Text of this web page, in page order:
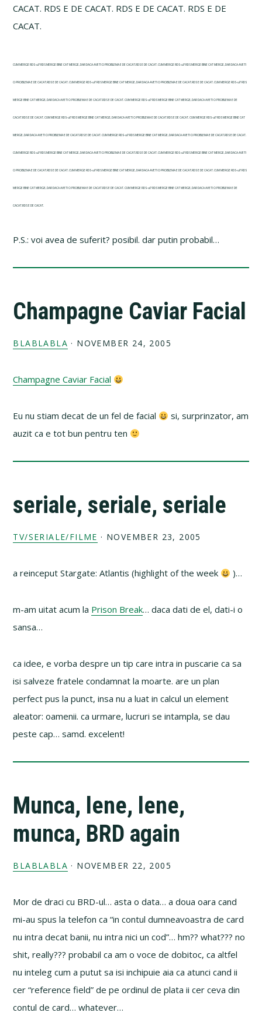
CACAT. RDS E DE CACAT. RDS E DE CACAT. RDS E DE
CACAT.
CUM MERGE RDS-ul? RDS MERGE BINE CAT MERGE, DAR DACA AVETI O PROBLEMA E DE CACAT.RDS E DE CACAT. CUM MERGE RDS-ul? RDS MERGE BINE CAT MERGE, DAR DACA AVETI
O PROBLEMA E DE CACAT.RDS E DE CACAT. CUM MERGE RDS-ul? RDS MERGE BINE CAT MERGE, DAR DACA AVETI O PROBLEMA E DE CACAT.RDS E DE CACAT. CUM MERGE RDS-ul? RDS
MERGE BINE CAT MERGE, DAR DACA AVETI O PROBLEMA E DE CACAT.RDS E DE CACAT. CUM MERGE RDS-ul? RDS MERGE BINE CAT MERGE, DAR DACA AVETI O PROBLEMA E DE
CACAT.RDS E DE CACAT. CUM MERGE RDS-ul? RDS MERGE BINE CAT MERGE, DAR DACA AVETI O PROBLEMA E DE CACAT.RDS E DE CACAT. CUM MERGE RDS-ul? RDS MERGE BINE CAT
MERGE, DAR DACA AVETI O PROBLEMA E DE CACAT.RDS E DE CACAT. CUM MERGE RDS-ul? RDS MERGE BINE CAT MERGE, DAR DACA AVETI O PROBLEMA E DE CACAT.RDS E DE CACAT.
CUM MERGE RDS-ul? RDS MERGE BINE CAT MERGE, DAR DACA AVETI O PROBLEMA E DE CACAT.RDS E DE CACAT. CUM MERGE RDS-ul? RDS MERGE BINE CAT MERGE, DAR DACA AVETI
O PROBLEMA E DE CACAT.RDS E DE CACAT. CUM MERGE RDS-ul? RDS MERGE BINE CAT MERGE, DAR DACA AVETI O PROBLEMA E DE CACAT.RDS E DE CACAT. CUM MERGE RDS-ul? RDS
MERGE BINE CAT MERGE, DAR DACA AVETI O PROBLEMA E DE CACAT.RDS E DE CACAT. CUM MERGE RDS-ul? RDS MERGE BINE CAT MERGE, DAR DACA AVETI O PROBLEMA E DE
CACAT.RDS E DE CACAT.
P.S.: voi avea de suferit? posibil. dar putin probabil…
Champagne Caviar Facial
BLABLABLA · NOVEMBER 24, 2005
Champagne Caviar Facial
Eu nu stiam decat de un fel de facial
si, surprinzator, am
auzit ca e tot bun pentru ten
seriale, seriale, seriale
TV/SERIALE/FILME · NOVEMBER 23, 2005
a reinceput Stargate: Atlantis (highlight of the week )…
m-am uitat acum la Prison Break… daca dati de el, dati-i o
sansa…
ca idee, e vorba despre un tip care intra in puscarie ca sa
isi salveze fratele condamnat la moarte. are un plan
perfect pus la punct, insa nu a luat in calcul un element
aleator: oamenii. ca urmare, lucruri se intampla, se dau
peste cap… samd. excelent!
Munca, lene, lene,
munca, BRD again
BLABLABLA · NOVEMBER 22, 2005
Mor de draci cu BRD-ul… asta o data… a doua oara cand
mi-au spus la telefon ca “in contul dumneavoastra de card
nu intra decat banii, nu intra nici un cod”… hm?? what??? no
shit, really??? probabil ca am o voce de dobitoc, ca altfel
nu inteleg cum a putut sa isi inchipuie aia ca atunci cand ii
cer “reference field” de pe ordinul de plata ii cer ceva din
contul de card… whatever…